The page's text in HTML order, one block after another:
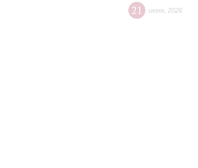
21 июня 2026